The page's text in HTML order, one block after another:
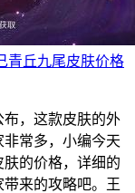
青丘九尾皮肤价格
布，这款皮肤的外
常多，小编今天
的价格，详细的
来的攻略吧。王